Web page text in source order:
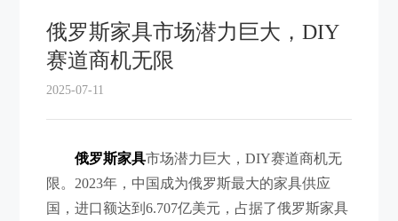
俄罗斯家具​市场潜力巨大，DIY
赛道商机无限
2025-07-11
俄罗斯家具市场潜力巨大，DIY赛道商机无
限。2023年，中国成为俄罗斯最大的家具供应
国，进口额达到6.707亿美元，占据了俄罗斯家具